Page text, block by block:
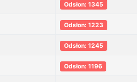
Odsłon: 1345
Odsłon: 1223
Odsłon: 1245
Odsłon: 1196